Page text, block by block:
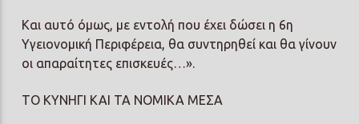
Και αυτό όμως, με εντολή που έχει δώσει η 6η
Υγειονομική Περιφέρεια, θα συντηρηθεί και θα γίνουν
οι απαραίτητες επισκευές…».
ΤΟ ΚΥΝΗΓΙ ΚΑΙ ΤΑ ΝΟΜΙΚΑ ΜΕΣΑ